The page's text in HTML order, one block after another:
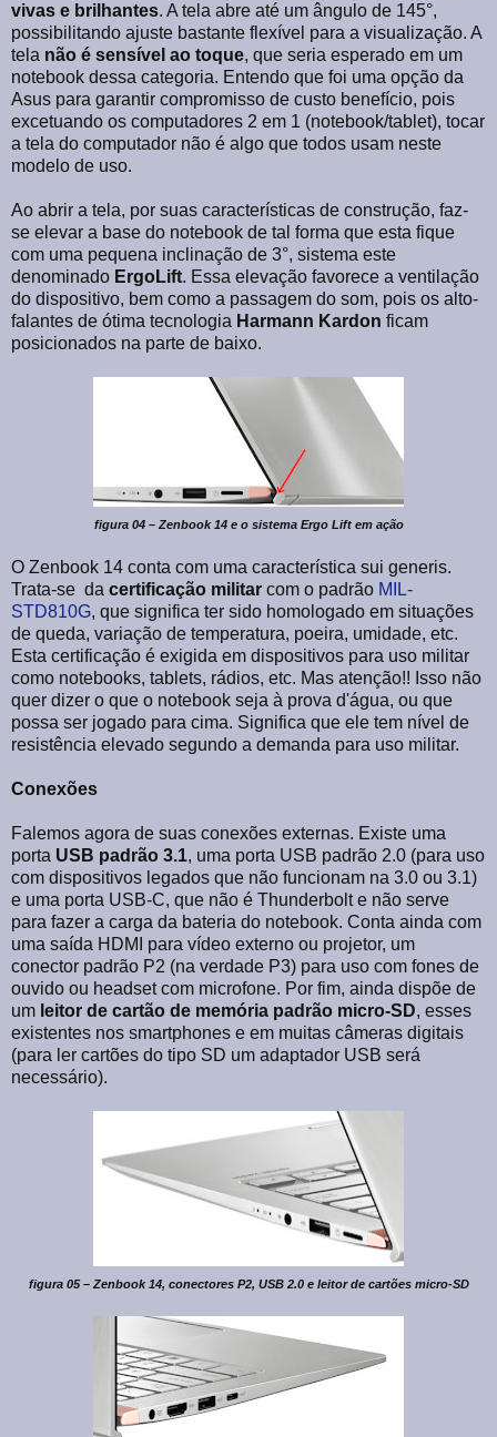
vivas e brilhantes. A tela abre até um ângulo de 145°,
possibilitando ajuste bastante flexível para a visualização. A
tela não é sensível ao toque, que seria esperado em um
notebook dessa categoria. Entendo que foi uma opção da
Asus para garantir compromisso de custo benefício, pois
excetuando os computadores 2 em 1 (notebook/tablet), tocar
a tela do computador não é algo que todos usam neste
modelo de uso.
Ao abrir a tela, por suas características de construção, faz-
se elevar a base do notebook de tal forma que esta fique
com uma pequena inclinação de 3°, sistema este
denominado ErgoLift. Essa elevação favorece a ventilação
do dispositivo, bem como a passagem do som, pois os alto-
falantes de ótima tecnologia Harmann Kardon ficam
posicionados na parte de baixo.
figura 04 – Zenbook 14 e o sistema Ergo Lift em ação
O Zenbook 14 conta com uma característica sui generis.
Trata-se da certificação militar com o padrão MIL-
STD810G, que significa ter sido homologado em situações
de queda, variação de temperatura, poeira, umidade, etc.
Esta certificação é exigida em dispositivos para uso militar
como notebooks, tablets, rádios, etc. Mas atenção!! Isso não
quer dizer o que o notebook seja à prova d'água, ou que
possa ser jogado para cima. Significa que ele tem nível de
resistência elevado segundo a demanda para uso militar.
Conexões
Falemos agora de suas conexões externas. Existe uma
porta USB padrão 3.1, uma porta USB padrão 2.0 (para uso
com dispositivos legados que não funcionam na 3.0 ou 3.1)
e uma porta USB-C, que não é Thunderbolt e não serve
para fazer a carga da bateria do notebook. Conta ainda com
uma saída HDMI para vídeo externo ou projetor, um
conector padrão P2 (na verdade P3) para uso com fones de
ouvido ou headset com microfone. Por fim, ainda dispõe de
um leitor de cartão de memória padrão micro-SD, esses
existentes nos smartphones e em muitas câmeras digitais
(para ler cartões do tipo SD um adaptador USB será
necessário).
figura 05 – Zenbook 14, conectores P2, USB 2.0 e leitor de cartões micro-SD